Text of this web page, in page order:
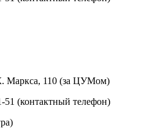
Маркса, 110 (за ЦУМом)
51 (контактный телефон)